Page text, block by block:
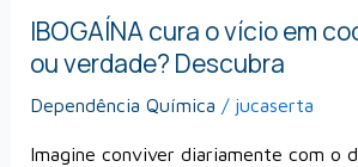
IBOGAÍNA cura o vício em
ou verdade? Descubra
Dependência Química / jucaserta
Imagine conviver diariamente com o